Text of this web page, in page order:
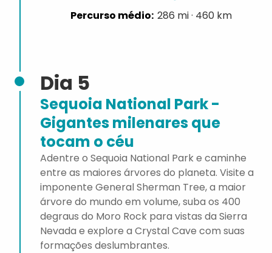
286 mi · 460 km
Dia 5
Sequoia National Park -
Gigantes milenares que
tocam o céu
Adentre o Sequoia National Park e caminhe
entre as maiores árvores do planeta. Visite a
imponente General Sherman Tree, a maior
árvore do mundo em volume, suba os 400
degraus do Moro Rock para vistas da Sierra
Nevada e explore a Crystal Cave com suas
formações deslumbrantes.